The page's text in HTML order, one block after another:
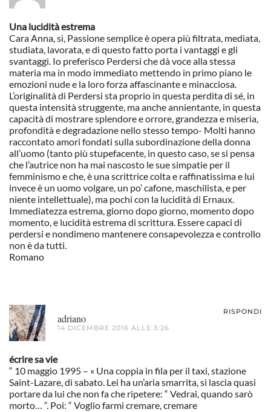
Una lucidità estrema
Cara Anna, sì, Passione semplice è opera più filtrata, mediata,
studiata, lavorata, e di questo fatto porta i vantaggi e gli
svantaggi. Io preferisco Perdersi che dà voce alla stessa
materia ma in modo immediato mettendo in primo piano le
emozioni nude e la loro forza affascinante e minacciosa.
L’originalità di Perdersi sta proprio in questa perdita di sé, in
questa intensità struggente, ma anche annientante, in questa
capacità di mostrare splendore e orrore, grandezza e miseria,
profondità e degradazione nello stesso tempo- Molti hanno
raccontato amori fondati sulla subordinazione della donna
all’uomo (tanto più stupefacente, in questo caso, se si pensa
che l’autrice non ha mai nascosto le sue simpatie per il
femminismo e che, è una scrittrice colta e raffinatissima e lui
invece è un uomo volgare, un po’ cafone, maschilista, e per
niente intellettuale), ma pochi con la lucidità di Ernaux.
Immediatezza estrema, giorno dopo giorno, momento dopo
momento, e lucidità estrema di scrittura. Essere capaci di
perdersi e nondimeno mantenere consapevolezza e controllo
non è da tutti.
Romano
adriano
14 DICEMBRE 2016 ALLE 3:26
RISPONDI
écrire sa vie
“ 10 maggio 1995 – « Una coppia in fila per il taxi, stazione
Saint-Lazare, di sabato. Lei ha un’aria smarrita, si lascia quasi
portare da lui che non fa che ripetere: “ Vedrai, quando sarò
morto… “. Poi: “ Voglio farmi cremare, cremare